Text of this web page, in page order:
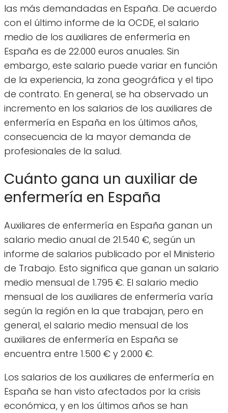
las más demandadas en España. De acuerdo
con el último informe de la OCDE, el salario
medio de los auxiliares de enfermería en
España es de 22.000 euros anuales. Sin
embargo, este salario puede variar en función
de la experiencia, la zona geográfica y el tipo
de contrato. En general, se ha observado un
incremento en los salarios de los auxiliares de
enfermería en España en los últimos años,
consecuencia de la mayor demanda de
profesionales de la salud.
Cuánto gana un auxiliar de
enfermería en España
Auxiliares de enfermería en España ganan un
salario medio anual de 21.540 €, según un
informe de salarios publicado por el Ministerio
de Trabajo. Esto significa que ganan un salario
medio mensual de 1.795 €. El salario medio
mensual de los auxiliares de enfermería varía
según la región en la que trabajan, pero en
general, el salario medio mensual de los
auxiliares de enfermería en España se
encuentra entre 1.500 € y 2.000 €.
Los salarios de los auxiliares de enfermería en
España se han visto afectados por la crisis
económica, y en los últimos años se han